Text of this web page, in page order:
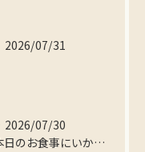
2026/07/31
2026/07/30
本日のお食事にいかがですか？